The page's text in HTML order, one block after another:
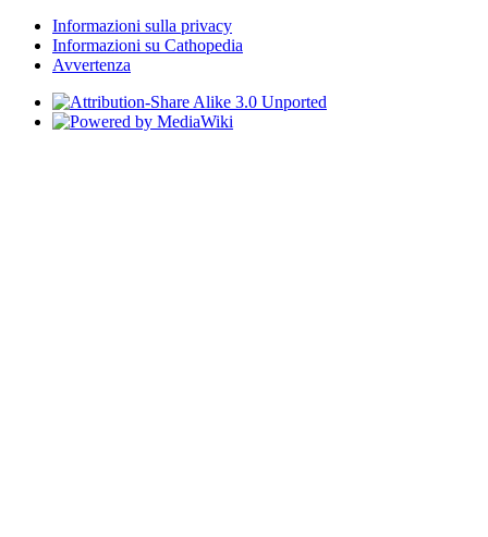
Informazioni sulla privacy
Informazioni su Cathopedia
Avvertenza